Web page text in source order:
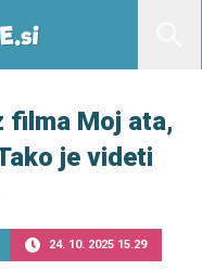
filma Moj ata,
je videti
24. 10. 2025 15.29